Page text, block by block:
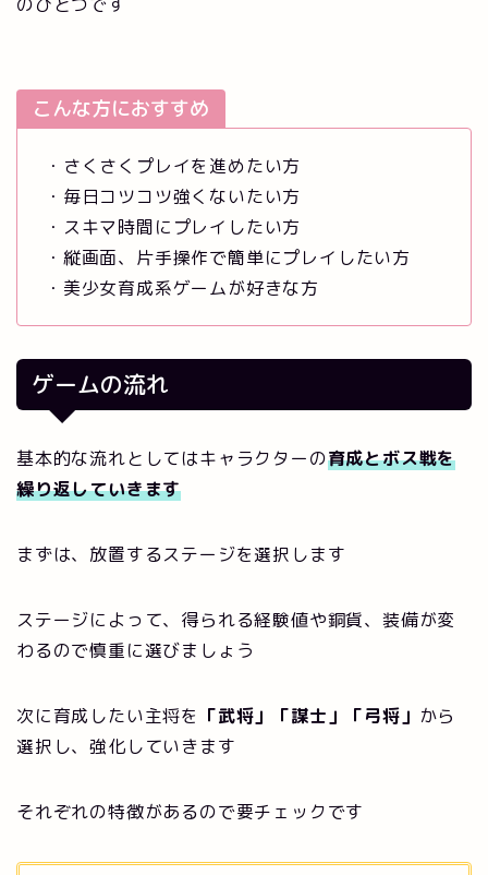
のひとつです
こんな方におすすめ
・さくさくプレイを進めたい方
・毎日コツコツ強くないたい方
・スキマ時間にプレイしたい方
・縦画面、片手操作で簡単にプレイしたい方
・美少女育成系ゲームが好きな方
ゲームの流れ
基本的な流れとしてはキャラクターの育成とボス戦を
繰り返していきます
まずは、放置するステージを選択します
ステージによって、得られる経験値や銅貨、装備が変
わるので慎重に選びましょう
次に育成したい主将を 「武将」「謀士」「弓将」 から
選択し、強化していきます
それぞれの特徴があるので要チェックです